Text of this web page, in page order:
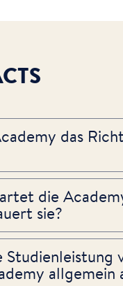
das
die
sie?
Studienleistung
allgemein